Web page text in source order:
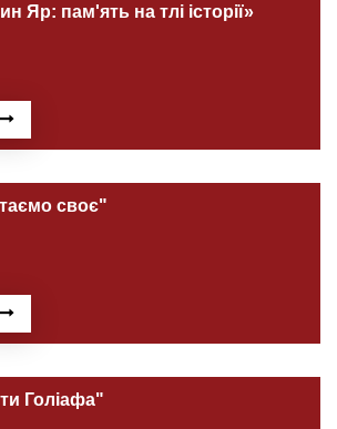
Яр: пам'ять на тлі історії»
своє"
Голіафа"